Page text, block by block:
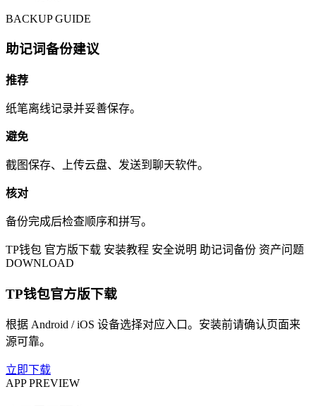
BACKUP GUIDE
助记词备份建议
推荐
纸笔离线记录并妥善保存。
避免
截图保存、上传云盘、发送到聊天软件。
核对
备份完成后检查顺序和拼写。
TP钱包 官方版下载 安装教程 安全说明 助记词备份 资产问题
DOWNLOAD
TP钱包官方版下载
根据 Android / iOS 设备选择对应入口。安装前请确认页面来
源可靠。
立即下载
APP PREVIEW